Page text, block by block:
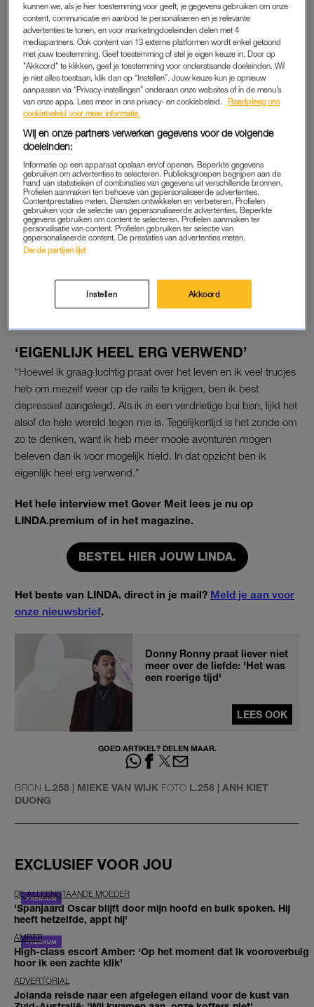
ene groep naar de andere. Ik kom veel mensen tegen, maar
er is geen groep waar ik me bij nestel. Ik ben een nomade die
van de ene wereld in de andere stapt. Een deel van mij lijdt
onder de eenzaamheid die daar het gevolg van is. Toch is de
rijkdom aan ervaringen die ik zo opdoe die prijs uiteindelijk
waard.”
langer en intenser dan de ander, vertelt hij. “Het liefst zou ik
tegelijkertijd zit er iets in mij dat zich daartegen verzet. In mijn
werk sta ik altijd aan, ben ik de pleaser en de komediant die
mensen aan het lachen maakt.”
Maar zodra hij thuiskomt na een dag werken, is hij het liefst
alleen. Dat schuurt. Ook bij zijn huidige partner, met wie hij
je zo veel tijd voor jezelf nodig?’ Mijn behoefte aan afzondering
combineren met een duurzame relatie, is nog een zoektocht.”
‘EIGENLIJK HEEL ERG VERWEND’
“Hoewel ik graag luchtig praat over het leven en ik veel trucjes
heb om mezelf weer op de rails te krijgen, ben ik best
depressief aangelegd. Als ik in een verdrietige bui ben, lijkt het
alsof de hele wereld tegen me is. Tegelijkertijd is het zonde om
zo te denken, want ik heb meer mooie avonturen mogen
beleven dan ik voor mogelijk hield. In dat opzicht ben ik
eigenlijk heel erg verwend.”
Het hele interview met Gover Meit lees je nu op
LINDA.premium of in het magazine.
BESTEL HIER JOUW LINDA.
Het beste van LINDA. direct in je mail? Meld je aan voor
onze nieuwsbrief.
Donny Ronny praat liever niet
meer over de liefde: 'Het was
een roerige tijd'
LEES OOK
GOED ARTIKEL? DELEN MAAR.
BRON L.258 | MIEKE VAN WIJK FOTO L.258 | ANH KIET
DUONG
EXCLUSIEF VOOR JOU
DE ALLEENSTAANDE MOEDER
'Spanjaard Oscar blijft door mijn hoofd en buik spoken. Hij
heeft hetzelfde, appt hij'
AMBER
High-class escort Amber: ‘Op het moment dat ik vooroverbuig
hoor ik een zachte klik’
ADVERTORIAL
Jolanda reisde naar een afgelegen eiland voor de kust van
kunnen we, als je hier toestemming voor geeft, je gegevens gebruiken om onze
content, communicatie en aanbod te personaliseren en je relevante
advertenties te tonen, en voor marketingdoeleinden delen met 4
mediapartners. Ook content van 13 externe platformen wordt enkel getoond
met jouw toestemming. Geef toestemming of stel je eigen keuze in. Door op
"Akkoord" te klikken, geef je toestemming voor onderstaande doeleinden. Wil
je niet alles toestaan, klik dan op “Instellen”. Jouw keuze kun je opnieuw
aanpassen via “Privacy-instellingen” onderaan onze websites of in de menu’s
van onze apps. Lees meer in ons privacy- en cookiebeleid.
Raadpleeg ons
cookiebeleid voor meer informatie.
Wij en onze partners verwerken gegevens voor de volgende
doeleinden:
Informatie op een apparaat opslaan en/of openen. Beperkte gegevens
gebruiken om advertenties te selecteren. Publieksgroepen begrijpen aan de
hand van statistieken of combinaties van gegevens uit verschillende bronnen.
Profielen aanmaken ten behoeve van gepersonaliseerde advertenties.
Contentprestaties meten. Diensten ontwikkelen en verbeteren. Profielen
gebruiken voor de selectie van gepersonaliseerde advertenties. Beperkte
gegevens gebruiken om content te selecteren. Profielen aanmaken ter
personalisatie van content. Profielen gebruiken ter selectie van
gepersonaliseerde content. De prestaties van advertenties meten.
Derde partijen lijst
Instellen Akkoord